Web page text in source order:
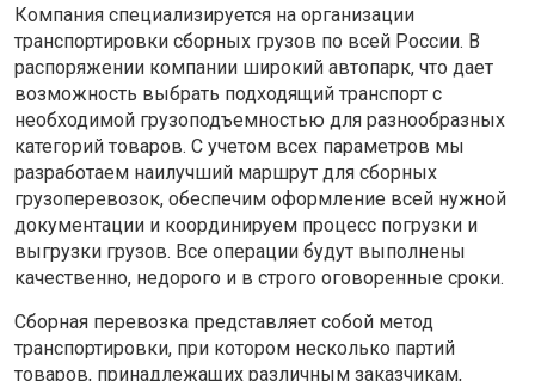
Компания специализируется на организации
транспортировки сборных грузов по всей России. В
распоряжении компании широкий автопарк, что дает
возможность выбрать подходящий транспорт с
необходимой грузоподъемностью для разнообразных
категорий товаров. С учетом всех параметров мы
разработаем наилучший маршрут для сборных
грузоперевозок, обеспечим оформление всей нужной
документации и координируем процесс погрузки и
выгрузки грузов. Все операции будут выполнены
качественно, недорого и в строго оговоренные сроки.
Сборная перевозка представляет собой метод
транспортировки, при котором несколько партий
товаров, принадлежащих различным заказчикам,